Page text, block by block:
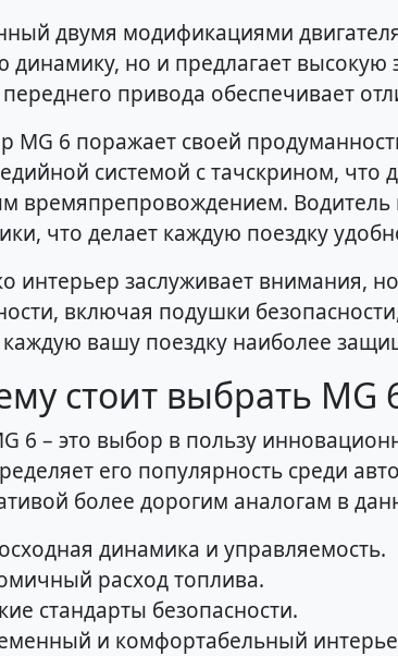
двумя модификациями
но и предлагает высокую
привода обеспечивает
MG 6 поражает своей
системой с тачскрином, что
времяпрепровождением. Водитель
что делает каждую поездку
интерьер заслуживает внимания,
включая подушки
каждую вашу поездку наиболее
стоит выбрать MG
6 – это выбор в пользу
его популярность среди
более дорогим аналогам в
динамика и управляемость.
расход топлива.
стандарты безопасности.
и комфортабельный